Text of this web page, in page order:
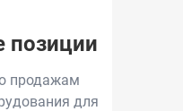
продажам
для